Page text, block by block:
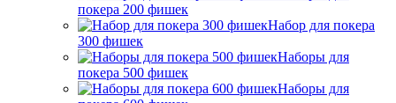
покера 200 фишек
Набор для покера
300 фишек
Наборы для
покера 500 фишек
Наборы для